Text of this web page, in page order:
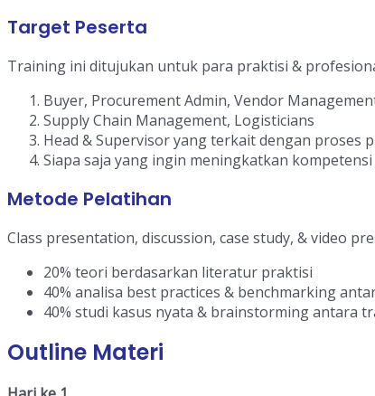
Target Peserta
Training ini ditujukan untuk para praktisi &
Buyer, Procurement Admin, Vendor
Supply Chain Management, Logisticians
Head & Supervisor yang terkait dengan proses
Siapa saja yang ingin meningkatkan
Metode Pelatihan
Class presentation, discussion, case study, & video
20% teori berdasarkan literatur praktisi
40% analisa best practices & benchmarking
40% studi kasus nyata & brainstorming antara
Outline Materi